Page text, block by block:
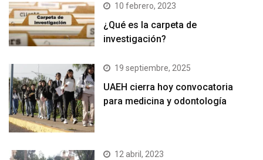
10 febrero, 2023
¿Qué es la carpeta de
investigación?
19 septiembre, 2025
UAEH cierra hoy convocatoria
para medicina y odontología
12 abril, 2023